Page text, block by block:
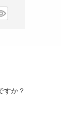
すか？